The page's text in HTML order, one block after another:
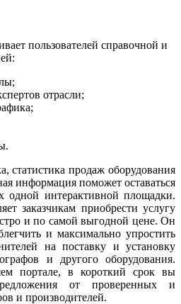
пользователей справочной и
отрасли;
;
статистика продаж оборудования
информация поможет оставаться
одной интерактивной площадки.
заказчикам приобрести услугу
и по самой выгодной цене. Он
и максимально упростить
на поставку и установку
и другого оборудования.
портале, в короткий срок вы
от проверенных и
и производителей.